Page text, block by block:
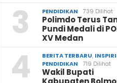
3 PENDIDIKAN 739 Dilihat
Polimdo Terus
Pundi Medali di
XV Medan
4 BERITA TERBARU,
PENDIDIKAN
719 Dilihat
Wakil Bupati